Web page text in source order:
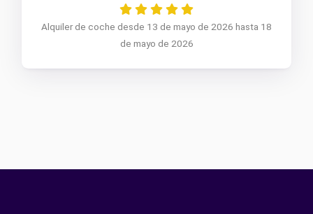
Alquiler de coche desde 13 de mayo de 2026 hasta 18
de mayo de 2026